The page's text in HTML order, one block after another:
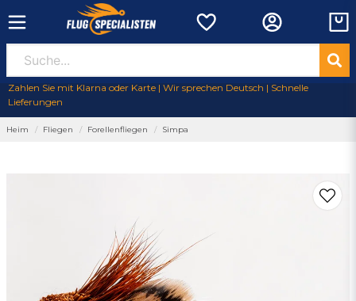
Zahlen Sie mit Klarna oder Karte | Wir sprechen Deutsch | Schnelle
Lieferungen
Heim Fliegen Forellenfliegen Simpa